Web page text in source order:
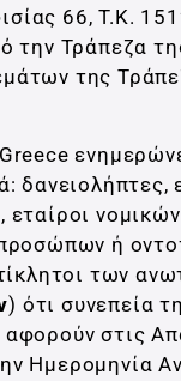
66, Τ.Κ.
την Τράπεζα
της
δανειολήπτες,
ή
των
) ότι συνεπεία
στις
Ημερομηνία